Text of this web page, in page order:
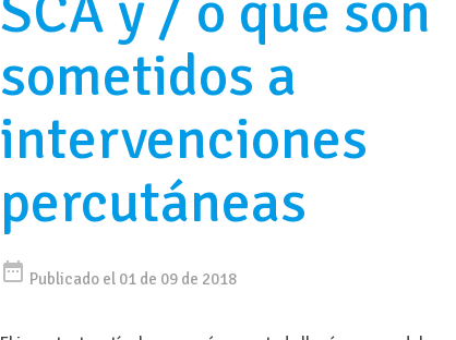
sometidos a
intervenciones
percutáneas
date_range Publicado el 01 de 09 de 2018